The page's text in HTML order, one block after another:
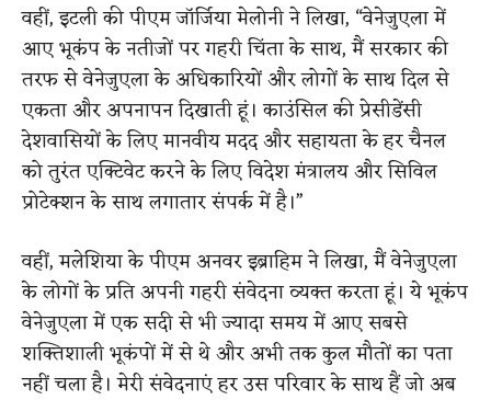
वहीं, इटली की पीएम जॉर्जिया मेलोनी ने लिखा, “वेनेजुएला में
आए भूकंप के नतीजों पर गहरी चिंता के साथ, मैं सरकार की
तरफ से वेनेजुएला के अधिकारियों और लोगों के साथ दिल से
एकता और अपनापन दिखाती हूं। काउंसिल की प्रेसीडेंसी
देशवासियों के लिए मानवीय मदद और सहायता के हर चैनल
को तुरंत एक्टिवेट करने के लिए विदेश मंत्रालय और सिविल
प्रोटेक्शन के साथ लगातार संपर्क में है।”
वहीं, मलेशिया के पीएम अनवर इब्राहिम ने लिखा, मैं वेनेजुएला
के लोगों के प्रति अपनी गहरी संवेदना व्यक्त करता हूं। ये भूकंप
वेनेजुएला में एक सदी से भी ज्यादा समय में आए सबसे
शक्तिशाली भूकंपों में से थे और अभी तक कुल मौतों का पता
नहीं चला है। मेरी संवेदनाएं हर उस परिवार के साथ हैं जो अब